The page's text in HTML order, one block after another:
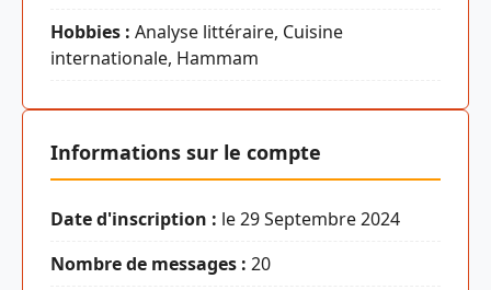
Hobbies : Analyse littéraire, Cuisine
internationale, Hammam
Informations sur le compte
Date d'inscription : le 29 Septembre 2024
Nombre de messages : 20